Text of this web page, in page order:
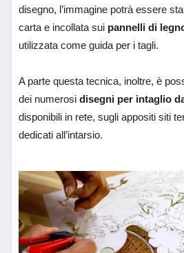
disegno, l’immagine potrà essere
carta e incollata sui pannelli di
utilizzata come guida per i tagli.
A parte questa tecnica, inoltre, è
dei numerosidisegni per intaglio
disponibili in rete, sugli appositi siti
dedicati all’intarsio.